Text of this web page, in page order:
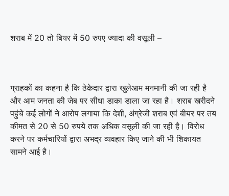
शराब में 20 तो बियर में 50 रुपए ज्यादा की वसूली –
ग्राहकों का कहना है कि ठेकेदार द्वारा खुलेआम मनमानी की जा रही है
और आम जनता की जेब पर सीधा डाका डाला जा रहा है। शराब खरीदने
पहुंचे कई लोगों ने आरोप लगाया कि देशी, अंग्रेजी शराब एवं बीयर पर तय
कीमत से 20 से 50 रुपये तक अधिक वसूली की जा रही है। विरोध
करने पर कर्मचारियों द्वारा अभद्र व्यवहार किए जाने की भी शिकायत
सामने आई है।